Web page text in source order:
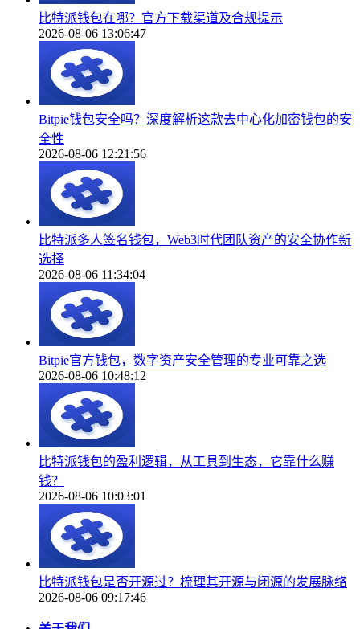
比特派钱包在哪？官方下载渠道及合规提示
2026-08-06 13:06:47
Bitpie钱包安全吗？深度解析这款去中心化加密钱包的安
全性
2026-08-06 12:21:56
比特派多人签名钱包，Web3时代团队资产的安全协作新
选择
2026-08-06 11:34:04
Bitpie官方钱包，数字资产安全管理的专业可靠之选
2026-08-06 10:48:12
比特派钱包的盈利逻辑，从工具到生态，它靠什么赚
钱？
2026-08-06 10:03:01
比特派钱包是否开源过？梳理其开源与闭源的发展脉络
2026-08-06 09:17:46